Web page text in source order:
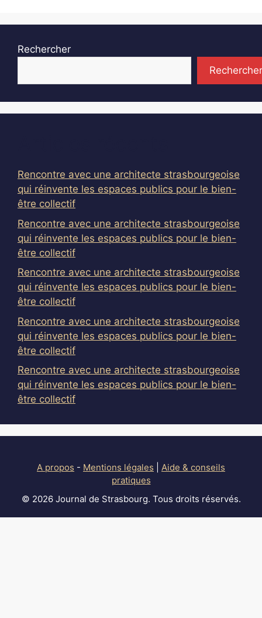
Rechercher
Rechercher
Rencontre avec une architecte strasbourgeoise
qui réinvente les espaces publics pour le bien-
être collectif
Rencontre avec une architecte strasbourgeoise
qui réinvente les espaces publics pour le bien-
être collectif
Rencontre avec une architecte strasbourgeoise
qui réinvente les espaces publics pour le bien-
être collectif
Rencontre avec une architecte strasbourgeoise
qui réinvente les espaces publics pour le bien-
être collectif
Rencontre avec une architecte strasbourgeoise
qui réinvente les espaces publics pour le bien-
être collectif
A propos - Mentions légales
Aide & conseils
pratiques
© 2026 Journal de Strasbourg. Tous droits réservés.